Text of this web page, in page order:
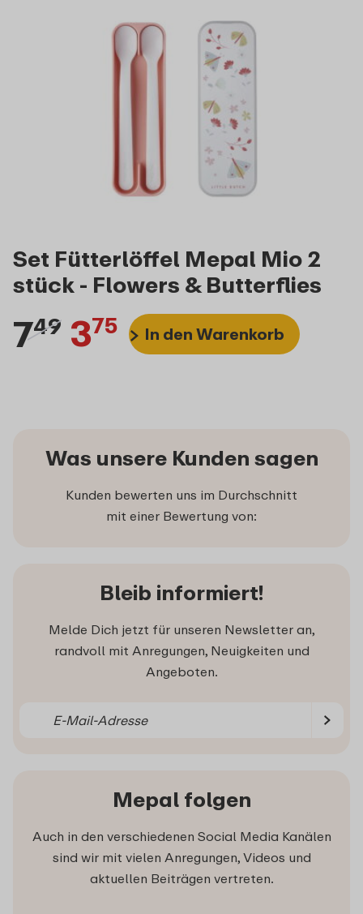
Set Fütterlöffel Mepal Mio 2
stück - Flowers & Butterflies
749 375 In den Warenkorb
Was unsere Kunden sagen
Kunden bewerten uns im Durchschnitt
mit einer Bewertung von:
Bleib informiert!
Melde Dich jetzt für unseren Newsletter an,
randvoll mit Anregungen, Neuigkeiten und
Angeboten.
Mepal folgen
Auch in den verschiedenen Social Media Kanälen
sind wir mit vielen Anregungen, Videos und
aktuellen Beiträgen vertreten.